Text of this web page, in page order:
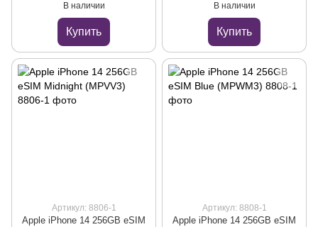
В наличии
Купить
В наличии
Купить
Артикул: 8806-1
Apple iPhone 14 256GB eSIM
Артикул: 8808-1
Apple iPhone 14 256GB eSIM